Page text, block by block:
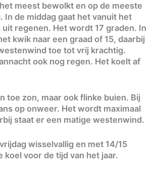
meest bewolkt en op de meeste
In de middag gaat het vanuit het
regenen. Het wordt 17 graden. In
kwik naar een graad of 15, daarbij
toe tot vrij krachtig.
ook nog regen. Het koelt af
toe zon, maar ook flinke buien. Bij
op onweer. Het wordt maximaal
staat er een matige westenwind.
wisselvallig en met 14/15
koel voor de tijd van het jaar.